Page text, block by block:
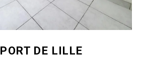
PORT DE LILLE